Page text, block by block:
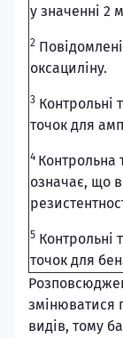
у значенні 2
2
оксациліну.
3 Контрольні
точок для
4 Контрольна
означає, що
5 Контрольні
точок для
змінюватися
видів, тому